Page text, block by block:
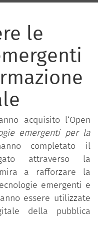
le
acquisito l‘Open
emergenti per la
completato il
attraverso la
a rafforzare la
emergenti e
essere utilizzate
della pubblica